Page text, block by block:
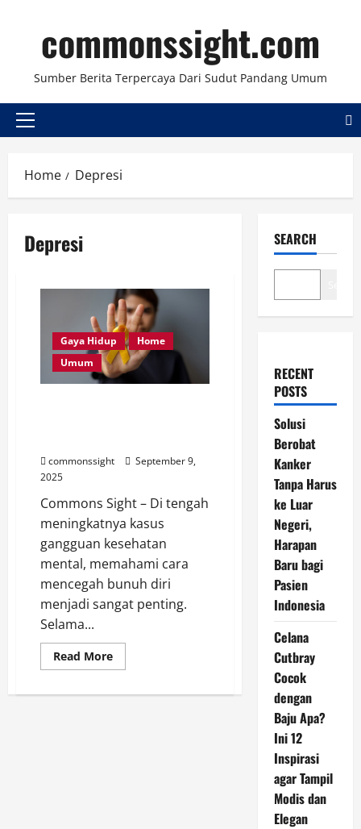
contentcommonssight.com
Sumber Berita Terpercaya Dari Sudut Pandang Umum
Primary
Home Depresi
Depresi
Gaya Hidup
Home
Umum
commonssight
September 9,
2025
Commons Sight – Di tengah
meningkatnya kasus
gangguan kesehatan
mental, memahami cara
mencegah bunuh diri
menjadi sangat penting.
Selama...
Read MoreRead
more
Mendengarkan
SEARCH
RECENT
POSTS
Solusi
Berobat
Kanker
Tanpa Harus
ke Luar
Negeri,
Harapan
Baru bagi
Pasien
Indonesia
Celana
Cutbray
Cocok
dengan
Baju Apa?
Ini 12
Inspirasi
agar Tampil
Modis dan
Elegan